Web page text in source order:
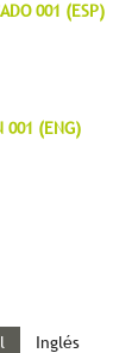
001 (ESP)
001 (ENG)
Inglés